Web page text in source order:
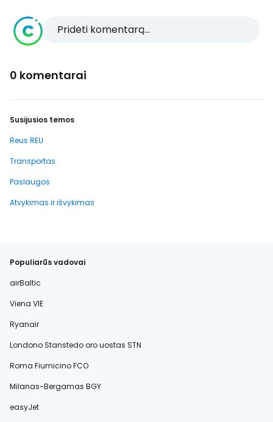
Pridėti komentarą...
0 komentarai
Susijusios temos
Reus REU
Transportas
Paslaugos
Atvykimas ir išvykimas
Populiarūs vadovai
airBaltic
Viena VIE
Ryanair
Londono Stanstedo oro uostas STN
Roma Fiumicino FCO
Milanas-Bergamas BGY
easyJet